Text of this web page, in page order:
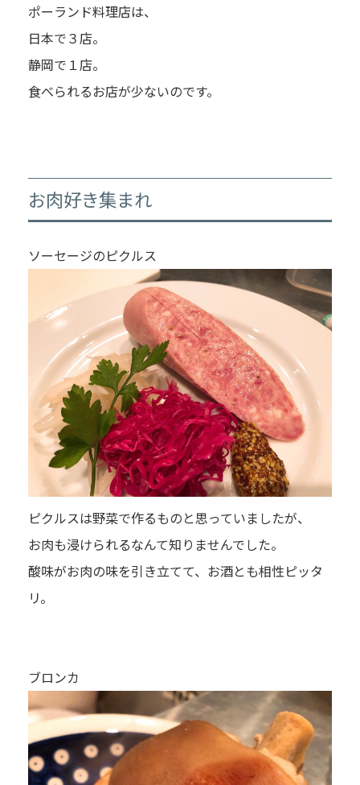
ポーランド料理店は、
日本で３店。
静岡で１店。
食べられるお店が少ないのです。
お肉好き集まれ
ソーセージのピクルス
ピクルスは野菜で作るものと思っていましたが、
お肉も浸けられるなんて知りませんでした。
酸味がお肉の味を引き立てて、お酒とも相性ピッタ
リ。
ブロンカ